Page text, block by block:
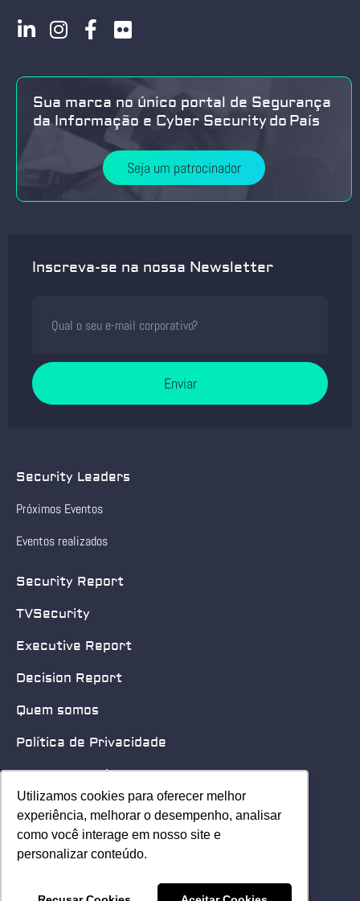
Utilizamos cookies para oferecer melhor
experiência, melhorar o desempenho, analisar
como você interage em nosso site e
personalizar conteúdo.
Utilizamos cookies para oferecer melhor
experiência, melhorar o desempenho, analisar
como você interage em nosso site e
personalizar conteúdo.
Sua marca no único portal de Segurança
da Informação e Cyber Security do País
Seja um patrocinador
Inscreva-se na nossa Newsletter
Enviar
Security Leaders
Próximos Eventos
Eventos realizados
Security Report
TVSecurity
Executive Report
Decision Report
Quem somos
Política de Privacidade
Quero patrocinar
Contato
Home
© 2025 Security Leader. Todos os Direitos Reservados.